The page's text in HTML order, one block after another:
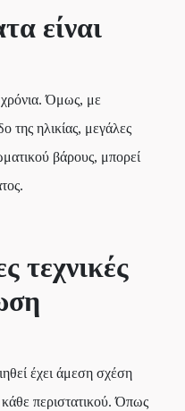
είναι
Όμως, με
της ηλικίας, μεγάλες
βάρους, μπορεί
τεχνικές
έχει άμεση σχέση
περιστατικού. Όπως